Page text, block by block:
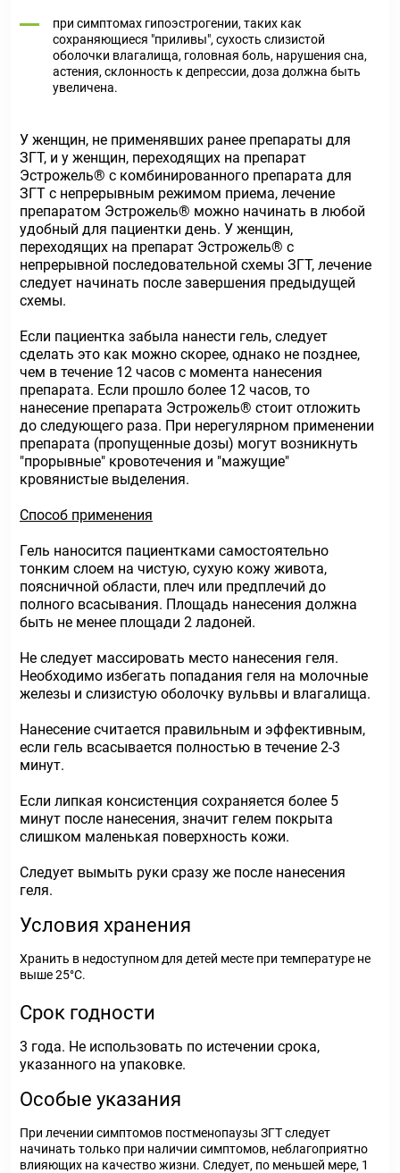
при симптомах гипоэстрогении, таких как
сохраняющиеся "приливы", сухость слизистой
оболочки влагалища, головная боль, нарушения сна,
астения, склонность к депрессии, доза должна быть
увеличена.
У женщин, не применявших ранее препараты для
ЗГТ, и у женщин, переходящих на препарат
Эстрожель® с комбинированного препарата для
ЗГТ с непрерывным режимом приема, лечение
препаратом Эстрожель® можно начинать в любой
удобный для пациентки день. У женщин,
переходящих на препарат Эстрожель® с
непрерывной последовательной схемы ЗГТ, лечение
следует начинать после завершения предыдущей
схемы.
Если пациентка забыла нанести гель, следует
сделать это как можно скорее, однако не позднее,
чем в течение 12 часов с момента нанесения
препарата. Если прошло более 12 часов, то
нанесение препарата Эстрожель® стоит отложить
до следующего раза. При нерегулярном применении
препарата (пропущенные дозы) могут возникнуть
"прорывные" кровотечения и "мажущие"
кровянистые выделения.
Способ применения
Гель наносится пациентками самостоятельно
тонким слоем на чистую, сухую кожу живота,
поясничной области, плеч или предплечий до
полного всасывания. Площадь нанесения должна
быть не менее площади 2 ладоней.
Не следует массировать место нанесения геля.
Необходимо избегать попадания геля на молочные
железы и слизистую оболочку вульвы и влагалища.
Нанесение считается правильным и эффективным,
если гель всасывается полностью в течение 2-3
минут.
Если липкая консистенция сохраняется более 5
минут после нанесения, значит гелем покрыта
слишком маленькая поверхность кожи.
Следует вымыть руки сразу же после нанесения
геля.
Условия хранения
Хранить в недоступном для детей месте при температуре не
выше 25°С.
Срок годности
3 года. Не использовать по истечении срока,
указанного на упаковке.
Особые указания
При лечении симптомов постменопаузы ЗГТ следует
начинать только при наличии симптомов, неблагоприятно
влияющих на качество жизни. Следует, по меньшей мере, 1